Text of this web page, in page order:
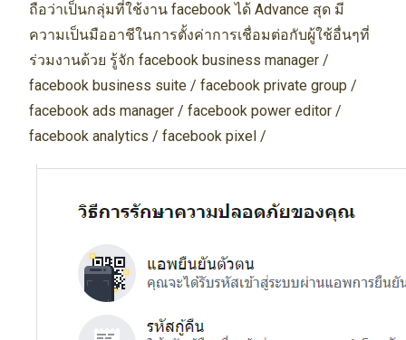
ถือว่าเป็นกลุ่มที่ใช้งาน facebook ได้ Advance สุด มี
ความเป็นมืออาชีในการตั้งค่าการเชื่อมต่อกับผู้ใช้อื่นๆที่
ร่วมงานด้วย รู้จัก facebook business manager /
facebook business suite / facebook private group /
facebook ads manager / facebook power editor /
facebook analytics / facebook pixel /